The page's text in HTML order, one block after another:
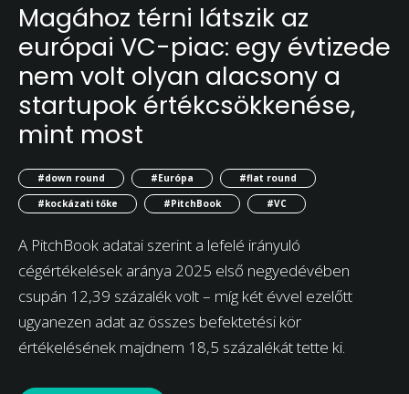
Magához térni látszik az
európai VC-piac: egy évtizede
nem volt olyan alacsony a
startupok értékcsökkenése,
mint most
#down round #Európa
#flat round
#kockázati tőke
#PitchBook #VC
A PitchBook adatai szerint a lefelé irányuló
cégértékelések aránya 2025 első negyedévében
csupán 12,39 százalék volt – míg két évvel ezelőtt
ugyanezen adat az összes befektetési kör
értékelésének majdnem 18,5 százalékát tette ki.